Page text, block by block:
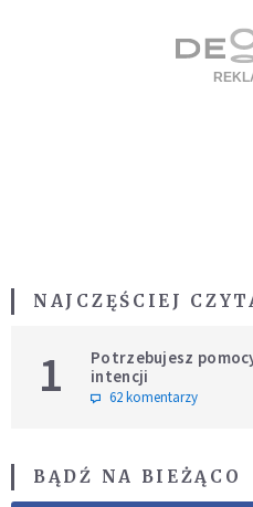
NAJCZĘŚCIEJ
1
Potrzebujesz
intencji
62 komentarzy
BĄDŹ NA BIEŻĄCO